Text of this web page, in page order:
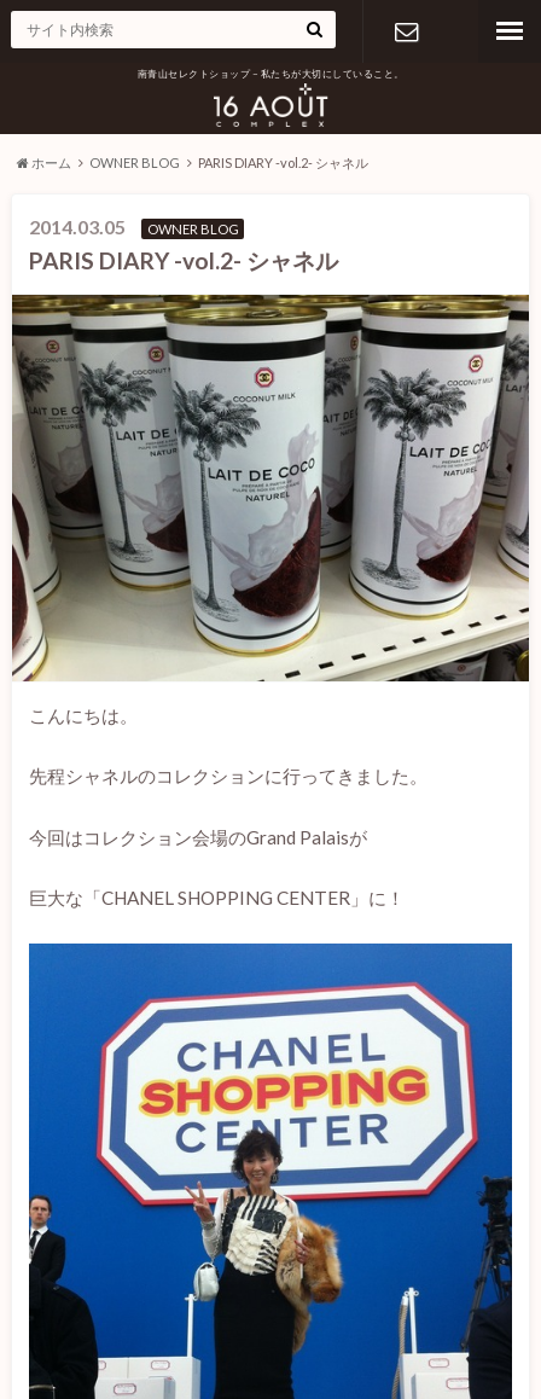
南青山セレクトショップ – 私たちが大切にしていること。
ホーム OWNER BLOG PARIS DIARY -vol.2- シャネル
2014.03.05 OWNER BLOG
PARIS DIARY -vol.2- シャネル
こんにちは。
先程シャネルのコレクションに行ってきました。
今回はコレクション会場のGrand Palaisが
巨大な「CHANEL SHOPPING CENTER」に！